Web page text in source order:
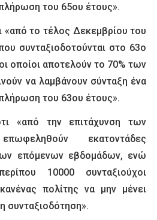
του 65ου έτους».
«από το τέλος Δεκεμβρίου του
συνταξιοδοτούνται στο 63ο
οποίοι αποτελούν το 70% των
να λαμβάνουν σύνταξη ένα
του 63ου έτους».
«από την επιτάχυνση των
εκατοντάδες
επόμενων εβδομάδων, ενώ
10000 συνταξιούχοι
πολίτης να μην μένει
συνταξιοδότηση».